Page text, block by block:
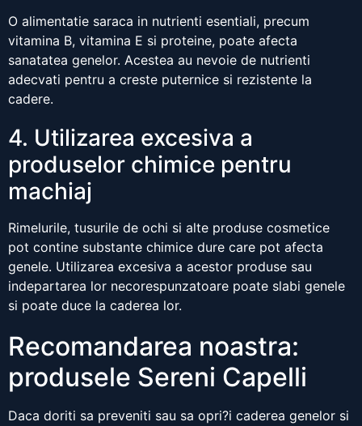
O alimentatie saraca in nutrienti esentiali, precum
vitamina B, vitamina E si proteine, poate afecta
sanatatea genelor. Acestea au nevoie de nutrienti
adecvati pentru a creste puternice si rezistente la
cadere.
4. Utilizarea excesiva a
produselor chimice pentru
machiaj
Rimelurile, tusurile de ochi si alte produse cosmetice
pot contine substante chimice dure care pot afecta
genele. Utilizarea excesiva a acestor produse sau
indepartarea lor necorespunzatoare poate slabi genele
si poate duce la caderea lor.
Recomandarea noastra:
produsele Sereni Capelli
Daca doriti sa preveniti sau sa opri?i caderea genelor si